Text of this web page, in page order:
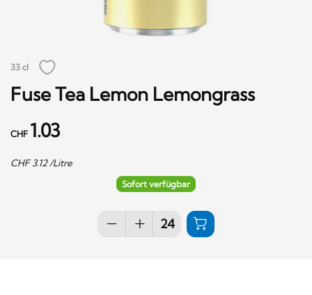
33 cl
Fuse Tea Lemon Lemongrass
CHF 1.03
CHF3.12/Litre
Sofort verfügbar